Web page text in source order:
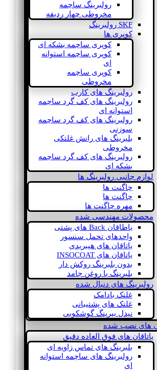
رولبرینگ ساچمه
مخروطی چهار ردیفه
SKF رولبرینگ
کوپری ها
کوپری ساچمه بشکه ای
کوپری ساچمه استوانه
ای
کوپری ساچمه
مخروطی
رولبرینگ های کارب
رولبرینگ های کف گرد ساچمه
استوانه ای
رولبرینگ های کف گرد ساچمه
سوزنی
بلبرینگ های رانش غلتکی
مخروطی
رولبرینگ های کف گرد ساچمه
بشکه ای
لوازم جانبی رولبرینگ ها
چاگنت ها
چاگنت ها
مهره چاگنت ها
محصولات مهندسی شده
یاطاقان Back های پشتی
واحدهای تحمل سنسور
یاتاقان های هیبریدی
یاتاقان های INSOCOAT
بدون بلبرینگ روکش دار
بلبرینگ با روغن جامد
رولبرینگ های دنبال شده
غلتک بادامک
غلتک های پشتیبانی
نیدل بیرینگ گوشکوبی
های نصب شده
یاتاقان های فوق العاده دقیق
بلبرینگ های تماس زاویه ای
رولبرینگ های ساچمه استوانه
ای